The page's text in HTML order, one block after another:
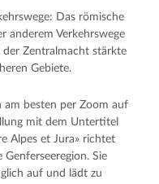
Das römische
anderem Verkehrswege
Zentralmacht stärkte
Gebiete.
am besten per Zoom auf
mit dem Untertitel
Alpes et Jura» richtet
Sie
auf und lädt zu